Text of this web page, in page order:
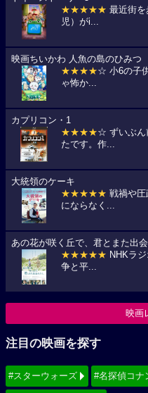
★★★★★ 最近街
児）がi...
映画ちいかわ 人魚の島のひみつ
★★★★☆ 小6の子
ゃ怖か...
カプリコン・1
★★★★☆ ずいぶん
たです。作...
大統領のケーキ
★★★★★ 戦禍や
にならなく...
あの花が咲く丘で、君とまた出会
★★★★★ NHKラ
争と平...
映画
注目の映画を探す
#スターウォーズ #名探偵コナ